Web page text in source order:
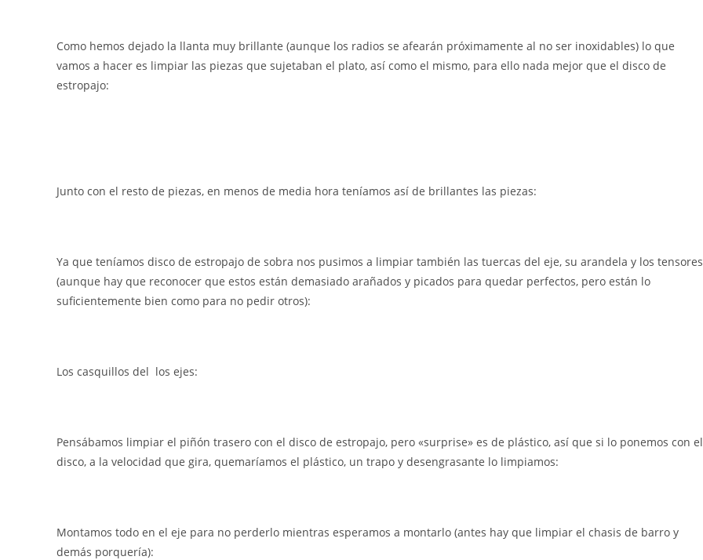
Como hemos dejado la llanta muy brillante (aunque los radios se afearán próximamente al no ser inoxidables) lo que
vamos a hacer es limpiar las piezas que sujetaban el plato, así como el mismo, para ello nada mejor que el disco de
estropajo:
Junto con el resto de piezas, en menos de media hora teníamos así de brillantes las piezas:
Ya que teníamos disco de estropajo de sobra nos pusimos a limpiar también las tuercas del eje, su arandela y los tensores
(aunque hay que reconocer que estos están demasiado arañados y picados para quedar perfectos, pero están lo
suficientemente bien como para no pedir otros):
Los casquillos del los ejes:
Pensábamos limpiar el piñón trasero con el disco de estropajo, pero «surprise» es de plástico, así que si lo ponemos con el
disco, a la velocidad que gira, quemaríamos el plástico, un trapo y desengrasante lo limpiamos:
Montamos todo en el eje para no perderlo mientras esperamos a montarlo (antes hay que limpiar el chasis de barro y
demás porquería):